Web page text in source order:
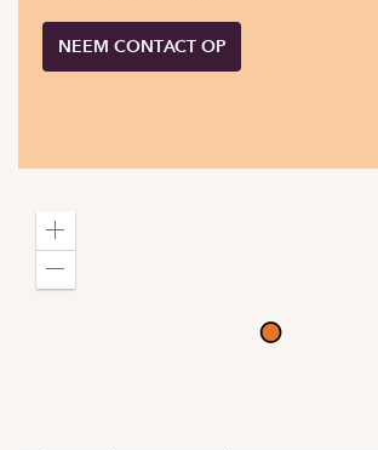
NEEM CONTACT OP
Zoom